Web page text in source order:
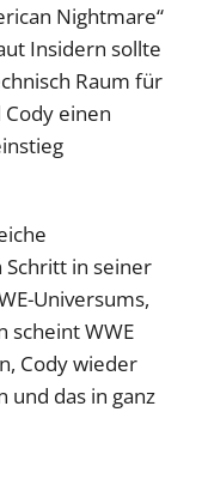
Nightmare“
Insidern sollte
Raum für
einen
in seiner
Universums,
scheint WWE
Cody wieder
und das in ganz